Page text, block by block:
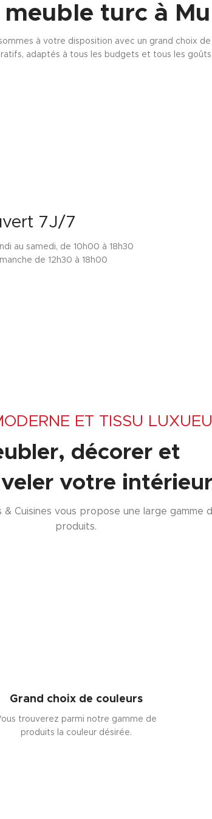
meuble turc à
à votre disposition avec un grand choix
adaptés à tous les budgets et tous les goûts.
7J/7
au samedi, de 10h00 à 18h30
de 12h30 à 18h00
ET TISSU
décorer et
votre intérieur
& Cuisines vous propose une large gamme
produits.
Grand choix de couleurs
trouverez parmi notre gamme de
produits la couleur désirée.